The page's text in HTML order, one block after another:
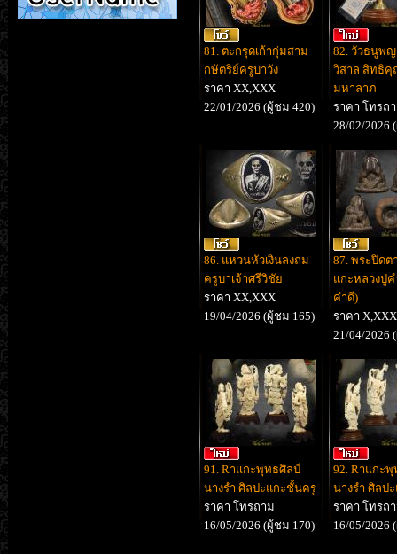
81. ตะกรุดเก้ากุ่มสาม
กษัตริย์ครูบาวัง
ราคา XX,XXX
22/01/2026 (ผู้ชม 420)
82. วัวธนูพ
วิสาล สิทธิ
มหาลาภ
ราคา โทรถ
28/02/2026
86. แหวนหัวเงินลงถม
ครูบาเจ้าศรีวิชัย
ราคา XX,XXX
19/04/2026 (ผู้ชม 165)
87. พระปิดต
แกะหลวงปู่
คำดี)
ราคา
21/04/2026
91. Rาแกะพุทธศิลป์​
นางรำ​ ศิลปะแกะชั้นครู
ราคา โทรถาม
16/05/2026 (ผู้ชม 170)
92. Rาแกะ
นางรำ​ ศิลป
ราคา โทรถ
16/05/2026